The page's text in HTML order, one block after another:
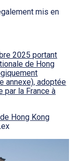
mis en
2025 portant
de Hong
annexe), adoptée
par la France à
Hong Kong